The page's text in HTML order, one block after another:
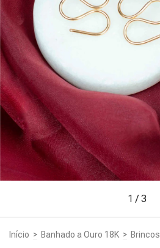
1 /3
Início > Banhado a Ouro 18K > Brincos